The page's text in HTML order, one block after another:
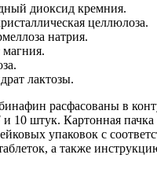
диоксид кремния.
целлюлоза.
натрия.
магния.
лактозы.
расфасованы в
и 10 штук. Картонная
упаковок с
а также